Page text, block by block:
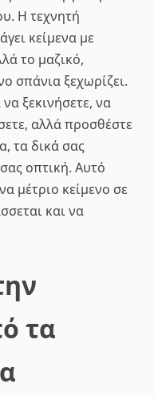
Η τεχνητή
κείμενα με
το μαζικό,
σπάνια ξεχωρίζει.
ξεκινήσετε, να
αλλά προσθέστε
τα δικά σας
οπτική. Αυτό
μέτριο κείμενο σε
και να
τα